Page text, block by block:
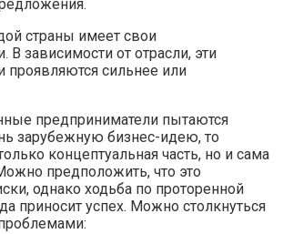
страны имеет свои
В зависимости от отрасли, эти
проявляются сильнее или
предприниматели пытаются
зарубежную бизнес-идею, то
концептуальная часть, но и сама
предположить, что это
однако ходьба по проторенной
приносит успех. Можно столкнуться